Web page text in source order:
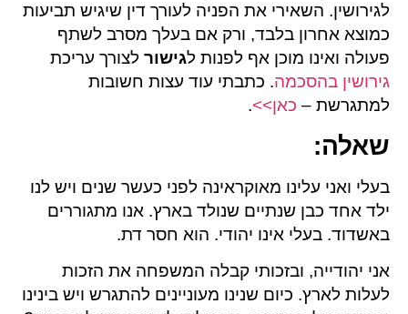
לגירושין. השאירי את הפניה לעורך דין שיגיש תביעות
כמוצא אחרון בלבד, ורק אם בעלך מסרב לשתף
פעולה ואינו מוכן אף לפנות לגישור לצורך עריכת
גירושין בהסכמה. כתבתי עוד עצות חשובות
למתגרשת – כאן>>.
שאלה:
בעלי ואני עלינו מאוקראינה לפני כעשר שנים ויש לנו
ילד אחד כבן שנתיים שנולד בארץ. אנו מתגוררים
באשדוד. בעלי אינו יהודי. הוא חסר דת.
אני יהודייה, ובזכותי קבלה המשפחה את הזכות
לעלות לארץ. כיום שנינו מעוניינים להתגרש ויש בינינו